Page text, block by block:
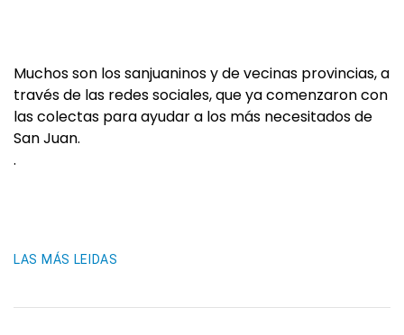
Muchos son los sanjuaninos y de vecinas provincias, a
través de las redes sociales, que ya comenzaron con
las colectas para ayudar a los más necesitados de
San Juan.
.
LAS MÁS LEIDAS